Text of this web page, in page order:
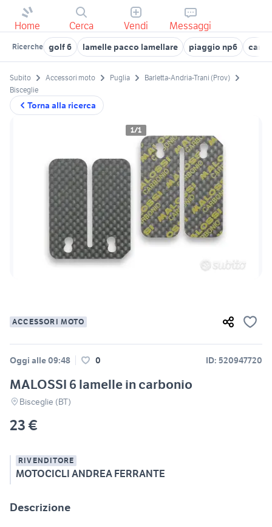
Home Cerca Vendi Messaggi
Ricerche golf 6 lamelle pacco lamellare piaggio np6
Torna alla ricerca
Subito Accessori moto Puglia
Barletta-Andria-Trani (Prov)
Bisceglie
1/1
ACCESSORI MOTO
Oggi alle 09:48 0 ID: 520947720
MALOSSI 6 lamelle in carbonio
Bisceglie (BT)
23 €
RIVENDITORE
MOTOCICLI ANDREA FERRANTE
Descrizione